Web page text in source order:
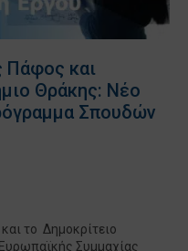
Πάφος και
Θράκης: Νέο
Σπουδών
το Δημοκρίτειο
Συμμαχίας